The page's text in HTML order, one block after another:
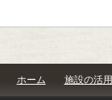
ホーム 施設の活用